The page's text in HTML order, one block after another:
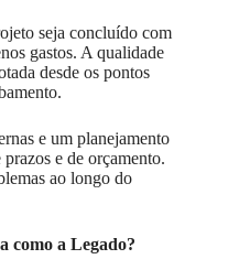
seja concluído com
gastos. A qualidade
desde os pontos
e um planejamento
e de orçamento.
ao longo do
como a Legado?